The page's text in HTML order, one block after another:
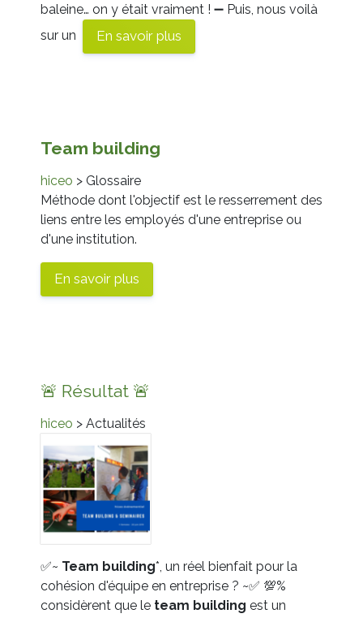
baleine… on y était vraiment ! ➖ Puis, nous voilà
sur un
En savoir plus
Team building
hiceo > Glossaire
Méthode dont l'objectif est le resserrement des
liens entre les employés d'une entreprise ou
d'une institution.
En savoir plus
🚨 Résultat 🚨
hiceo > Actualités
✅~ Team building*, un réel bienfait pour la
cohésion d'équipe en entreprise ? ~✅ 💯%
considèrent que le team building est un